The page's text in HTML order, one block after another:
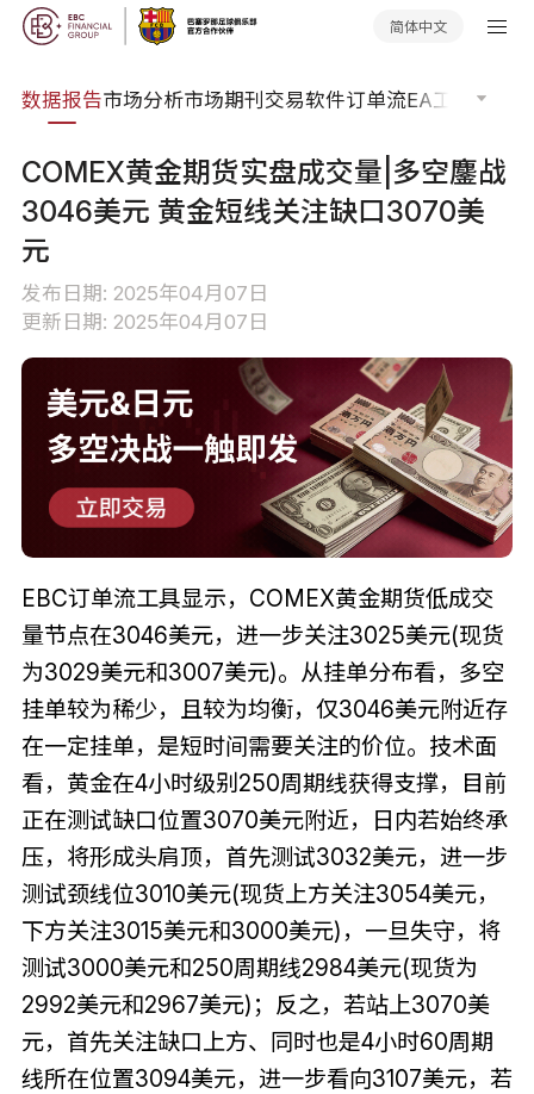
简体中文
数据报告市场分析市场期刊交易软件订单流EA工具库
COMEX黄金期货实盘成交量|多空鏖战
3046美元 黄金短线关注缺口3070美
元
发布日期: 2025年04月07日
更新日期: 2025年04月07日
EBC订单流工具显示，COMEX黄金期货低成交
量节点在3046美元，进一步关注3025美元(现货
为3029美元和3007美元)。从挂单分布看，多空
挂单较为稀少，且较为均衡，仅3046美元附近存
在一定挂单，是短时间需要关注的价位。技术面
看，黄金在4小时级别250周期线获得支撑，目前
正在测试缺口位置3070美元附近，日内若始终承
压，将形成头肩顶，首先测试3032美元，进一步
测试颈线位3010美元(现货上方关注3054美元，
下方关注3015美元和3000美元)，一旦失守，将
测试3000美元和250周期线2984美元(现货为
2992美元和2967美元)；反之，若站上3070美
元，首先关注缺口上方、同时也是4小时60周期
线所在位置3094美元，进一步看向3107美元，若